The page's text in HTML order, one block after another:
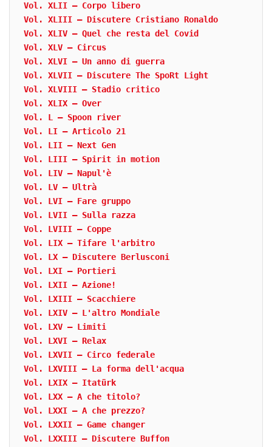
Vol. XLII – Corpo libero
Vol. XLIII – Discutere Cristiano Ronaldo
Vol. XLIV – Quel che resta del Covid
Vol. XLV – Circus
Vol. XLVI – Un anno di guerra
Vol. XLVII – Discutere The SpoRt Light
Vol. XLVIII – Stadio critico
Vol. XLIX – Over
Vol. L – Spoon river
Vol. LI – Articolo 21
Vol. LII – Next Gen
Vol. LIII – Spirit in motion
Vol. LIV – Napul'è
Vol. LV – Ultrà
Vol. LVI – Fare gruppo
Vol. LVII – Sulla razza
Vol. LVIII – Coppe
Vol. LIX – Tifare l'arbitro
Vol. LX – Discutere Berlusconi
Vol. LXI – Portieri
Vol. LXII – Azione!
Vol. LXIII – Scacchiere
Vol. LXIV – L'altro Mondiale
Vol. LXV – Limiti
Vol. LXVI – Relax
Vol. LXVII – Circo federale
Vol. LXVIII – La forma dell'acqua
Vol. LXIX – Itatürk
Vol. LXX – A che titolo?
Vol. LXXI – A che prezzo?
Vol. LXXII – Game changer
Vol. LXXIII – Discutere Buffon